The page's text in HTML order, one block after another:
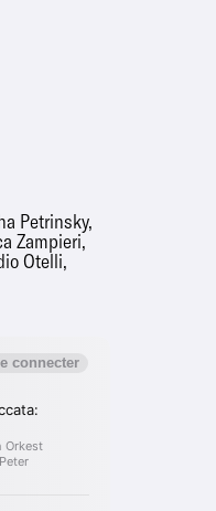
Petrinsky
Zampieri
Otelli